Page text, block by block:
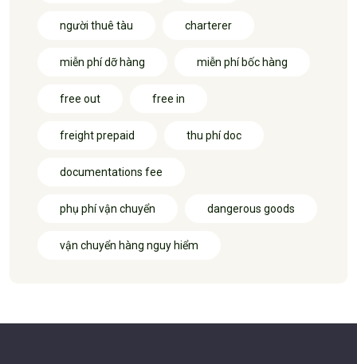
người thuê tàu charterer
miễn phí dỡ hàng miễn phí bốc hàng
free out free in
freight prepaid thu phí doc
documentations fee
phụ phí vận chuyển dangerous goods
vận chuyển hàng nguy hiểm